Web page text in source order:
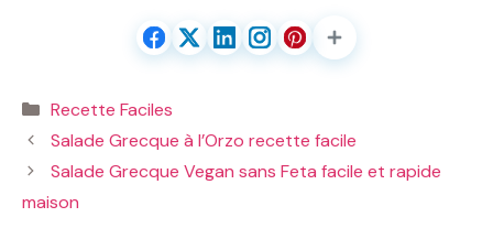
Catégories
Recette Faciles
Salade Grecque à l’Orzo recette facile
Salade Grecque Vegan sans Feta facile et rapide
maison